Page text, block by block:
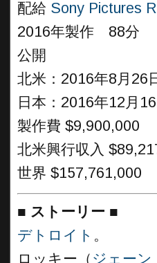
配給 Sony Pictures
2016年製作 88分
公開
北米：2016年8月26
日本：2016年12月16
製作費 $9,900,000
北米興行収入
世界 $157,761,000
■ ストーリー ■
デトロイト 。
ロッキー（ ジェーン